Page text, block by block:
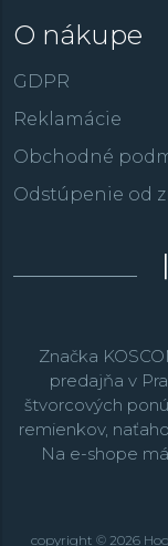
O nákupe
GDPR
Reklamácie
Obchodné
Odstúpenie od
Značka
predajňa v
štvorcových
remienkov,
Na e-shope
copyright © 2026